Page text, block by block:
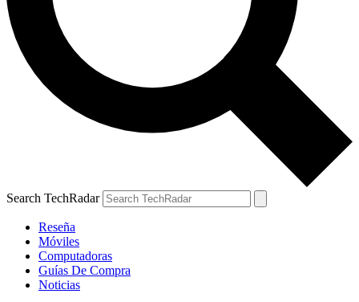
Search TechRadar
Reseña
Móviles
Computadoras
Guías De Compra
Noticias